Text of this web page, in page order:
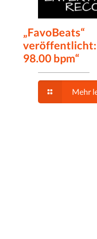
„FavoBeats“
veröffentlicht:
98.00 bpm“
Mehr